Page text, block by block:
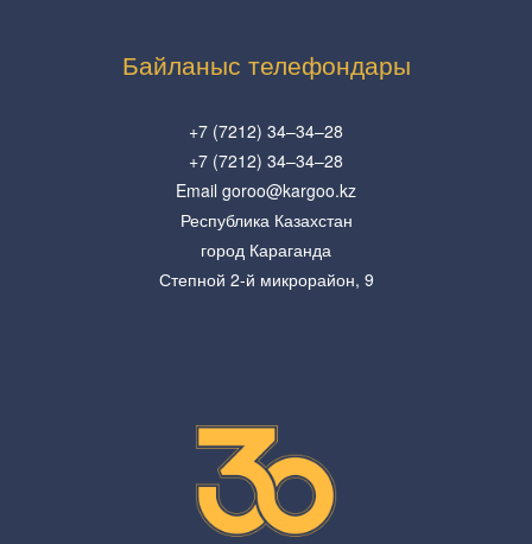
Байланыс телефондары
+7 (7212) 34–34–28
+7 (7212) 34–34–28
Email goroo@kargoo.kz
Республика Казахстан
город Караганда
Степной 2-й микрорайон, 9